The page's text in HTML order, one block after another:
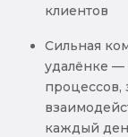
клиентов
Сильная
удалёнке —
процессов,
каждый